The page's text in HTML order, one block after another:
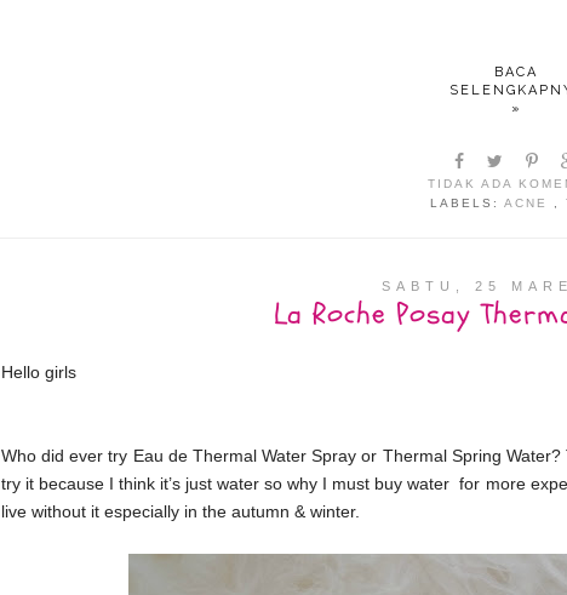
BACA
»
TIDAK ADA
LABELS: ACNE
SABTU, 25
La Roche Posay
Hello girls
Who did ever try Eau de Thermal Water Spray or Thermal Spring
try it because I think it’s just water so why I must buy water for more
live without it especially in the autumn & winter.